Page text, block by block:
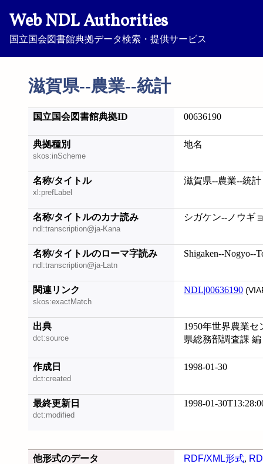
Web NDL Authorities
国立国会図書館典拠データ検索・提供サービス
滋賀県--農業--統計
国立国会図書館典拠ID 00636190
典拠種別
skos:inScheme
地名
名称/タイトル
xl:prefLabel
滋賀県--農業--統計
名称/タイトルのカナ読み
ndl:transcription@ja-Kana
シガケン--ノウギ
名称/タイトルのローマ字読み
ndl:transcription@ja-Latn
Shigaken--Nogyo--
関連リンク
skos:exactMatch
NDL|00636190
出典
dct:source
1950年世界農業
県総務部調査課 編
作成日
dct:created
1998-01-30
最終更新日
dct:modified
1998-01-
他形式のデータ RDF/XML形式,